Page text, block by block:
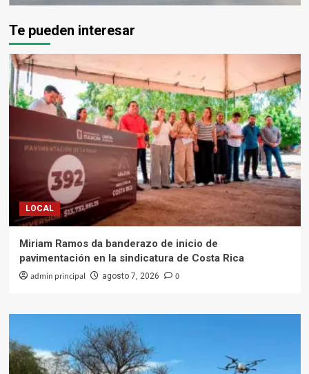
Te pueden interesar
LOCAL
Miriam Ramos da banderazo de inicio de
pavimentación en la sindicatura de Costa Rica
admin principal agosto 7, 2026 0